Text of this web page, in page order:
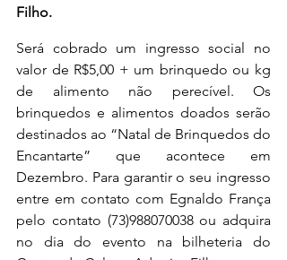
Filho.
Será cobrado um ingresso social no
valor de R$5,00 + um brinquedo ou kg
de alimento não perecível. Os
brinquedos e alimentos doados serão
destinados ao “Natal de Brinquedos do
Encantarte” que acontece em
Dezembro. Para garantir o seu ingresso
entre em contato com Egnaldo França
pelo contato (73)988070038 ou adquira
no dia do evento na bilheteria do